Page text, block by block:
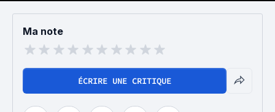
Ma note
ÉCRIRE UNE CRITIQUE